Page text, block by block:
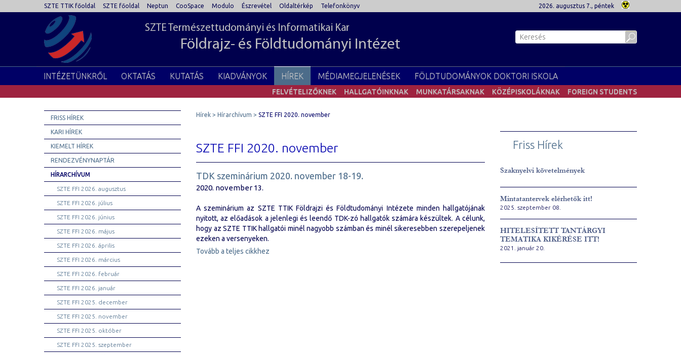
SZTE TTIK főoldal SZTE főoldal Neptun CooSpace Modulo Észrevétel Oldaltérkép Telefonkönyv 2026. augusztus 7., péntek
SZTE Természettudományi és Informatikai Kar
Földrajz- és Földtudományi Intézet
INTÉZETÜNKRŐL OKTATÁS KUTATÁS KIADVÁNYOK HÍREK MÉDIAMEGJELENÉSEK FÖLDTUDOMÁNYOK DOKTORI ISKOLA
FELVÉTELIZŐKNEK HALLGATÓINKNAK MUNKATÁRSAKNAK KÖZÉPISKOLÁKNAK FOREIGN STUDENTS
FRISS HÍREK
KARI HÍREK
KIEMELT HÍREK
RENDEZVÉNYNAPTÁR
HÍRARCHÍVUM
SZTE FFI 2026. augusztus
SZTE FFI 2026. július
SZTE FFI 2026. június
SZTE FFI 2026. május
SZTE FFI 2026. április
SZTE FFI 2026. március
SZTE FFI 2026. február
SZTE FFI 2026. január
SZTE FFI 2025. december
SZTE FFI 2025. november
SZTE FFI 2025. október
SZTE FFI 2025. szeptember
Hírek Hírarchívum SZTE FFI 2020. november
SZTE FFI 2020. november
TDK szeminárium 2020. november 18-19.
2020. november 13.
A szeminárium az SZTE TTIK Földrajzi és Földtudományi Intézete minden hallgatójának
nyitott, az előadások a jelenlegi és leendő TDK-zó hallgatók számára készültek. A célunk,
hogy az SZTE TTIK hallgatói minél nagyobb számban és minél sikeresebben szerepeljenek
ezeken a versenyeken.
Tovább a teljes cikkhez
Friss Hírek
Szaknyelvi követelmények
Mintatantervek elérhetők itt!
2025. szeptember 08.
HITELESÍTETT TANTÁRGYI
TEMATIKA KIKÉRÉSE ITT!
2021. január 20.